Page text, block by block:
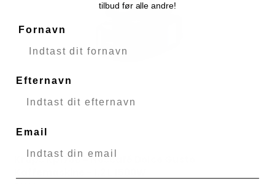
Krups Kp173B - Nescafé Dolce Gusto
tilbud før alle andre!
Fornavn
Efternavn
Email